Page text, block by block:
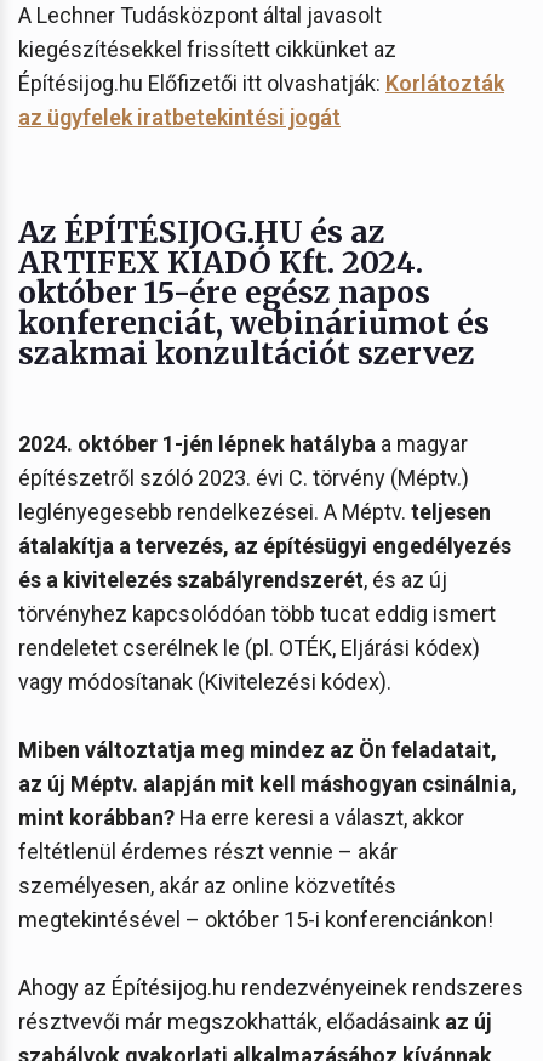
A Lechner Tudásközpont által javasolt
kiegészítésekkel frissített cikkünket az
Építésijog.hu Előfizetői itt olvashatják: Korlátozták
az ügyfelek iratbetekintési jogát
Az ÉPÍTÉSIJOG.HU és az
ARTIFEX KIADÓ Kft. 2024.
október 15-ére egész napos
konferenciát, webináriumot és
szakmai konzultációt szervez
2024. október 1-jén lépnek hatályba a magyar
építészetről szóló 2023. évi C. törvény (Méptv.)
leglényegesebb rendelkezései. A Méptv. teljesen
átalakítja a tervezés, az építésügyi engedélyezés
és a kivitelezés szabályrendszerét, és az új
törvényhez kapcsolódóan több tucat eddig ismert
rendeletet cserélnek le (pl. OTÉK, Eljárási kódex)
vagy módosítanak (Kivitelezési kódex).
Miben változtatja meg mindez az Ön feladatait,
az új Méptv. alapján mit kell máshogyan csinálnia,
mint korábban? Ha erre keresi a választ, akkor
feltétlenül érdemes részt vennie – akár
személyesen, akár az online közvetítés
megtekintésével – október 15-i konferenciánkon!
Ahogy az Építésijog.hu rendezvényeinek rendszeres
résztvevői már megszokhatták, előadásaink az új
szabályok gyakorlati alkalmazásához kívánnak